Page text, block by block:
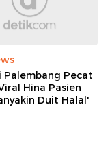
Palembang Pecat
Hina Pasien
Duit Halal'